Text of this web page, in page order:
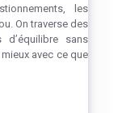
les
On traverse des
d’équilibre sans
avec ce que